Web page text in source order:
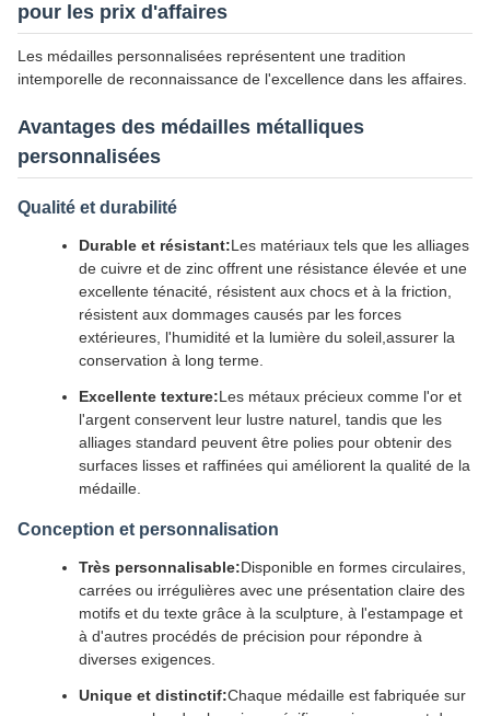
pour les prix d'affaires
Les médailles personnalisées représentent une tradition
intemporelle de reconnaissance de l'excellence dans les affaires.
Avantages des médailles métalliques
personnalisées
Qualité et durabilité
Durable et résistant:Les matériaux tels que les alliages
de cuivre et de zinc offrent une résistance élevée et une
excellente ténacité, résistent aux chocs et à la friction,
résistent aux dommages causés par les forces
extérieures, l'humidité et la lumière du soleil,assurer la
conservation à long terme.
Excellente texture:Les métaux précieux comme l'or et
l'argent conservent leur lustre naturel, tandis que les
alliages standard peuvent être polies pour obtenir des
surfaces lisses et raffinées qui améliorent la qualité de la
médaille.
Conception et personnalisation
Très personnalisable:Disponible en formes circulaires,
carrées ou irrégulières avec une présentation claire des
motifs et du texte grâce à la sculpture, à l'estampage et
à d'autres procédés de précision pour répondre à
diverses exigences.
Unique et distinctif:Chaque médaille est fabriquée sur